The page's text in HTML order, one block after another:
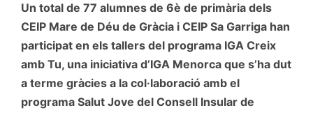
Un total de 77 alumnes de 6è de primària dels
CEIP Mare de Déu de Gràcia i CEIP Sa Garriga han
participat en els tallers del programa IGA Creix
amb Tu, una iniciativa d’IGA Menorca que s’ha dut
a terme gràcies a la col·laboració amb el
programa Salut Jove del Consell Insular de